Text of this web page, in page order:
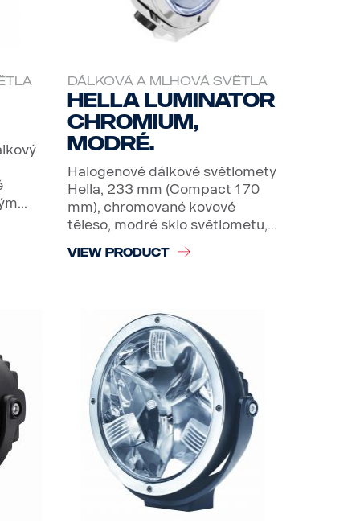
DÁLKOVÁ A MLHOVÁ SVĚTLA
Hella Luminator
Chromium,
modré.
Halogenové dálkové světlomety
Hella, 233 mm (Compact 170
mm), chromované kovové
těleso, modré sklo světlometu,...
VIEW PRODUCT